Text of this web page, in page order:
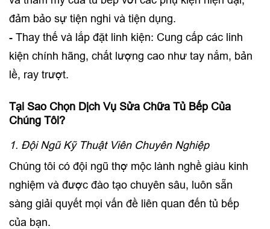
đảm bảo sự tiện nghi và tiện dụng.
- Thay thế và lắp đặt linh kiện: Cung cấp các linh
kiện chính hãng, chất lượng cao như tay nắm, bản
lề, ray trượt.
Tại Sao Chọn Dịch Vụ Sửa Chữa Tủ Bếp Của
Chúng Tôi?
1. Đội Ngũ Kỹ Thuật Viên Chuyên Nghiệp
Chúng tôi có đội ngũ thợ mộc lành nghề giàu kinh
nghiệm và được đào tạo chuyên sâu, luôn sẵn
sàng giải quyết mọi vấn đề liên quan đến tủ bếp
của bạn.